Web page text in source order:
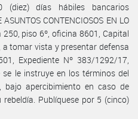
días hábiles bancarios
CONTENCIOSOS EN LO
250, piso 6º, oficina 8601, Capital
a tomar vista y presentar defensa
Expediente Nº 383/1292/17,
se le instruye en los términos del
apercibimiento en caso de
Publíquese por 5 (cinco)